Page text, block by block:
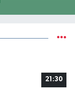
21:30